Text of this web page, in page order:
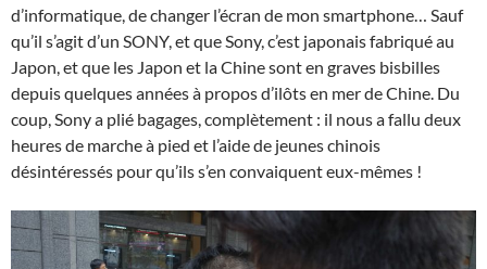
d’informatique, de changer l’écran de mon smartphone… Sauf
qu’il s’agit d’un SONY, et que Sony, c’est japonais fabriqué au
Japon, et que les Japon et la Chine sont en graves bisbilles
depuis quelques années à propos d’ilôts en mer de Chine. Du
coup, Sony a plié bagages, complètement : il nous a fallu deux
heures de marche à pied et l’aide de jeunes chinois
désintéressés pour qu’ils s’en convaiquent eux-mêmes !